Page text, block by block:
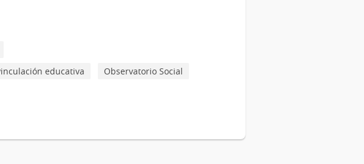
educativa
Observatorio Social